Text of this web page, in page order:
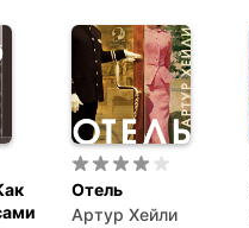
Отель
Артур Хейли